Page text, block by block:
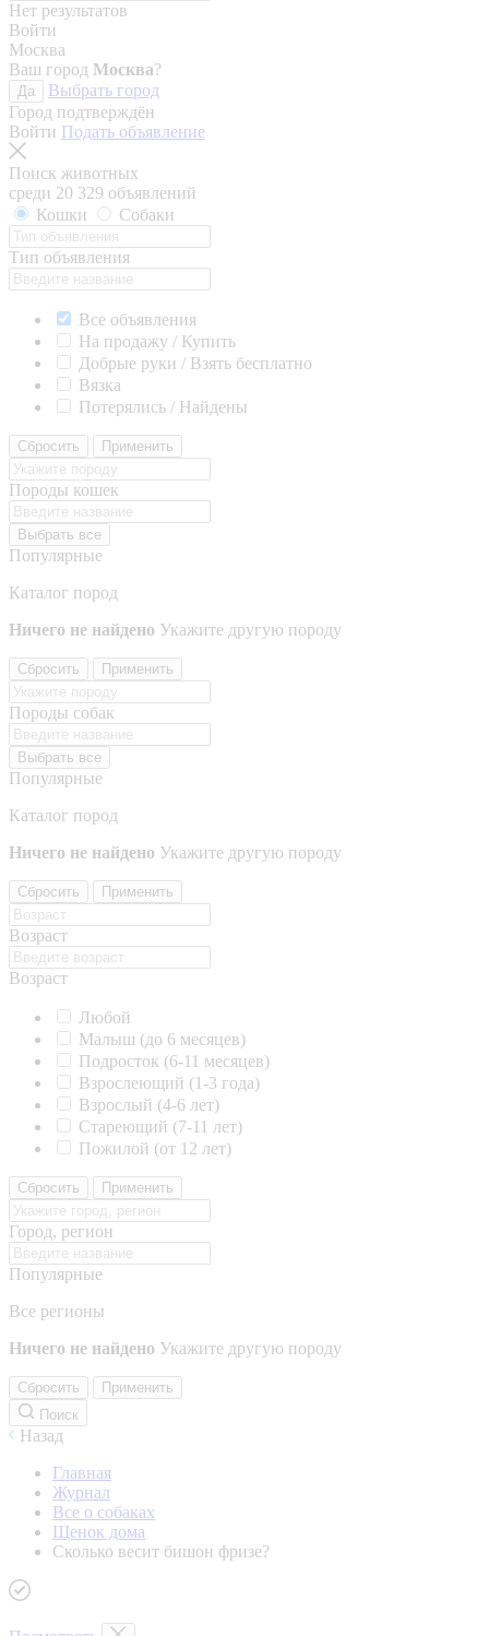
Нет результатов
Войти
Москва
Ваш город Москва?
Да
Выбрать город
Город подтверждён
Войти Подать объявление
Поиск животных
среди 20 329 объявлений
Кошки
Собаки
Тип объявления
Все объявления
На продажу / Купить
Добрые руки / Взять бесплатно
Вязка
Потерялись / Найдены
Сбросить Применить
Породы кошек
Выбрать все
Популярные
Каталог пород
Ничего не найдено Укажите другую породу
Сбросить Применить
Породы собак
Выбрать все
Популярные
Каталог пород
Ничего не найдено Укажите другую породу
Сбросить Применить
Возраст
Возраст
Любой
Малыш (до 6 месяцев)
Подросток (6-11 месяцев)
Взрослеющий (1-3 года)
Взрослый (4-6 лет)
Стареющий (7-11 лет)
Пожилой (от 12 лет)
Сбросить Применить
Город, регион
Популярные
Все регионы
Ничего не найдено Укажите другую породу
Сбросить
Применить
Поиск
Назад
Главная
Журнал
Все о собаках
Щенок дома
Сколько весит бишон фризе?